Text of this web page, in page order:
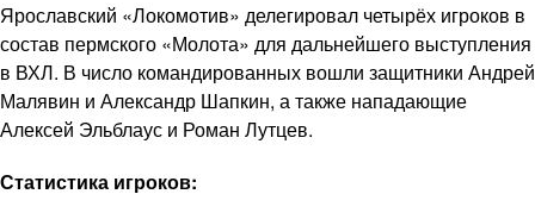
Ярославский «Локомотив» делегировал четырёх игроков в
состав пермского «Молота» для дальнейшего выступления
в ВХЛ. В число командированных вошли защитники Андрей
Малявин и Александр Шапкин, а также нападающие
Алексей Эльблаус и Роман Лутцев.
Статистика игроков: